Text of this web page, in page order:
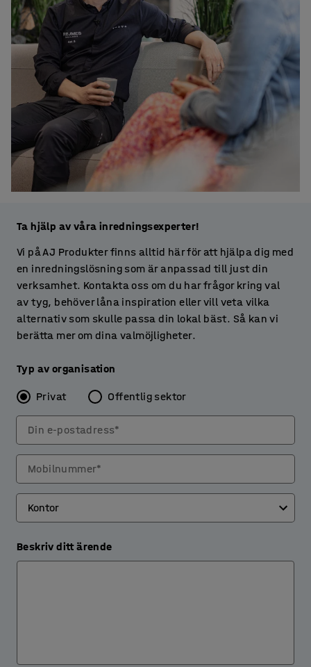
Ta hjälp av våra inredningsexperter!
Vi på AJ Produkter finns alltid här för att hjälpa dig med
en inredningslösning som är anpassad till just din
verksamhet. Kontakta oss om du har frågor kring val
av tyg, behöver låna inspiration eller vill veta vilka
alternativ som skulle passa din lokal bäst. Så kan vi
berätta mer om dina valmöjligheter.
Typ av organisation
Privat Offentlig sektor
Din e-postadress*
Mobilnummer*
Beskriv ditt ärende